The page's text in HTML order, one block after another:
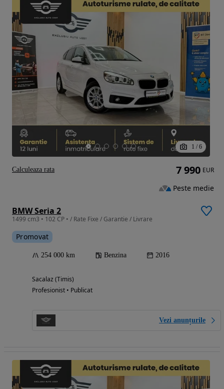
1 / 6
BMW Seria 2
1499 cm3 • 102 CP • / Rate Fixe / Garantie / Livrare
Promovat
254 000 km Benzina 2016
Sacalaz (Timis)
Profesionist • Publicat
Vezi anunțurile
7 990 EUR
Peste medie
Calculeaza rata